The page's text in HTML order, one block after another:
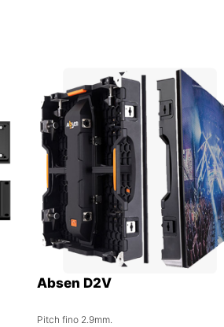
Absen D2V
Pitch fino 2.9mm.